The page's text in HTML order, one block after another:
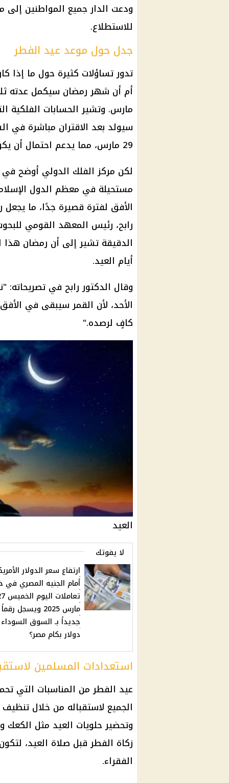
ودعت الدار جميع المواطنين إلى
للاستطلاع.
جدل حول موعد عيد الفطر
مارس. وتشير الحسابات الفلكية
سيولد بعد الاقتران مباشرة في
29 مارس، مما يدعم احتمال أن يكون الأحد هو أول أيام عيد الفطر.
لكن مركز الفلك الدولي أوضح
مستحيلة في معظم الدول
الأفق لفترة قصيرة جدًا، ما
رابح، رئيس المعهد القومي
أيام العيد.
كافٍ لرصده."
العيد
لا يفوتك
ارتفاع سعر الدولار
أمام الجنيه المصري في
تعاملات
مارس 2025 ويسجل رقماً
دولار بكام مصر؟
استعدادات المسلمين
عيد الفطر من المناسبات التي
الجميع لاستقباله من خلال تنظيف
وتحضير حلويات العيد مثل
زكاة الفطر قبل صلاة العيد،
الفقراء.